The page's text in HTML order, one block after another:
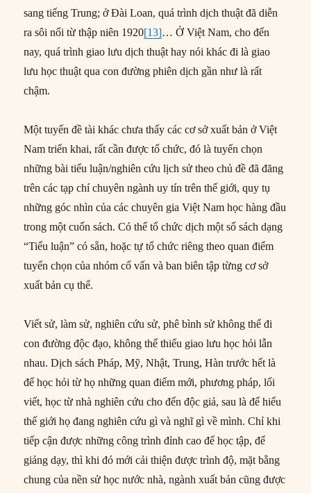
sang tiếng Trung; ở Đài Loan, quá trình dịch thuật đã diễn
ra sôi nổi từ thập niên 1920[13]… Ở Việt Nam, cho đến
nay, quá trình giao lưu dịch thuật hay nói khác đi là giao
lưu học thuật qua con đường phiên dịch gần như là rất
chậm.
Một tuyến đề tài khác chưa thấy các cơ sở xuất bản ở Việt
Nam triển khai, rất cần được tổ chức, đó là tuyển chọn
những bài tiểu luận/nghiên cứu lịch sử theo chủ đề đã đăng
trên các tạp chí chuyên ngành uy tín trên thế giới, quy tụ
những góc nhìn của các chuyên gia Việt Nam học hàng đầu
trong một cuốn sách. Có thể tổ chức dịch một số sách dạng
“Tiểu luận” có sẵn, hoặc tự tổ chức riêng theo quan điểm
tuyển chọn của nhóm cố vấn và ban biên tập từng cơ sở
xuất bản cụ thể.
Viết sử, làm sử, nghiên cứu sử, phê bình sử không thể đi
con đường độc đạo, không thể thiếu giao lưu học hỏi lẫn
nhau. Dịch sách Pháp, Mỹ, Nhật, Trung, Hàn trước hết là
để học hỏi từ họ những quan điểm mới, phương pháp, lối
viết, học từ nhà nghiên cứu cho đến độc giả, sau là để hiểu
thế giới họ đang nghiên cứu gì và nghĩ gì về mình. Chỉ khi
tiếp cận được những công trình đỉnh cao để học tập, để
giảng dạy, thì khi đó mới cải thiện được trình độ, mặt bằng
chung của nền sử học nước nhà, ngành xuất bản cũng được